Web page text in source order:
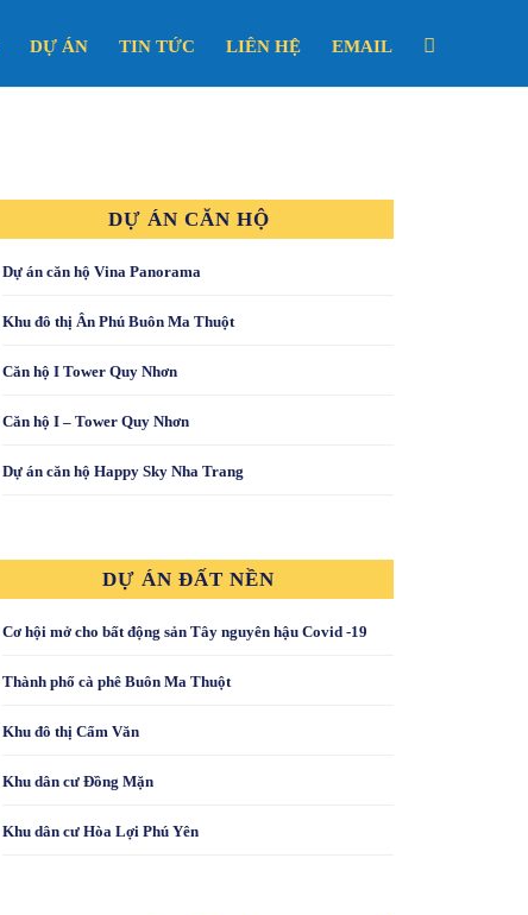
DỰ ÁN TIN TỨC LIÊN HỆ EMAIL
DỰ ÁN CĂN HỘ
Dự án căn hộ Vina Panorama
Khu đô thị Ân Phú Buôn Ma Thuột
Căn hộ I Tower Quy Nhơn
Căn hộ I – Tower Quy Nhơn
Dự án căn hộ Happy Sky Nha Trang
DỰ ÁN ĐẤT NỀN
Cơ hội mở cho bất động sản Tây nguyên hậu Covid -19
Thành phố cà phê Buôn Ma Thuột
Khu đô thị Cẩm Văn
Khu dân cư Đồng Mặn
Khu dân cư Hòa Lợi Phú Yên